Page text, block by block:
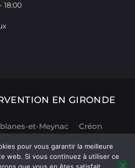
18:00
EN GIRONDE
et-Meynac
Créon
de Bordeaux Sadirac
pour vous garantir la meilleure
web. Si vous continuez à utiliser ce